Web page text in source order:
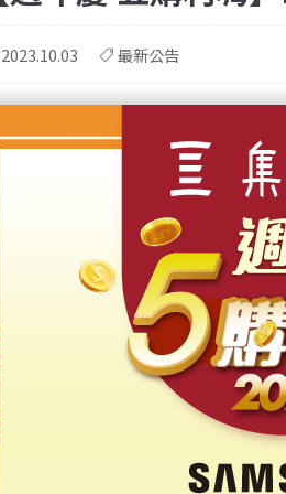
2023.10.03 最新公告